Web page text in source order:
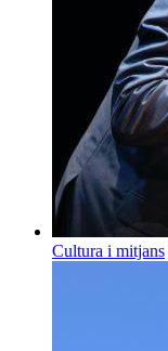
Cultura i mitjans